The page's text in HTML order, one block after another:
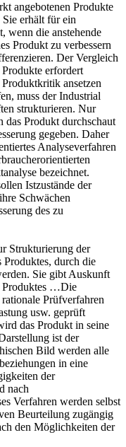
angebotenen Produkte
Sie erhält für ein
wenn die anstehende
Produkt zu verbessern
Der Vergleich
erfordert
ansetzen
muss der Industrial
strukturieren. Nur
das Produkt durchschaut
gegeben. Daher
Analyseverfahren
bezeichnet.
Istzustände der
Schwächen
des zu
Strukturierung der
Produktes, durch die
Sie gibt Auskunft
Produktes …Die
Prüfverfahren
usw. geprüft
das Produkt in seine
ist der
Bild werden alle
in eine
der
nach
Verfahren werden selbst
Beurteilung zugängig
den Möglichkeiten der